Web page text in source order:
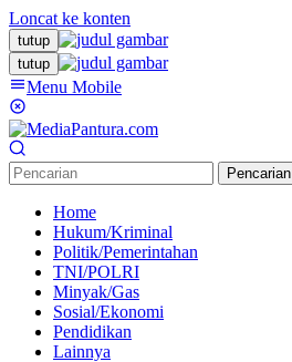
Loncat ke konten
tutup
tutup
Menu Mobile
Pencarian
Home
Hukum/Kriminal
Politik/Pemerintahan
TNI/POLRI
Minyak/Gas
Sosial/Ekonomi
Pendidikan
Lainnya